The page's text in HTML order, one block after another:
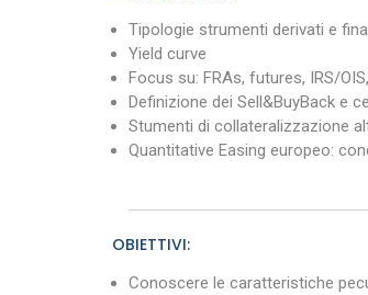
Tipologie strumenti derivati e
Yield curve
Focus su: FRAs, futures, IRS/
Definizione dei Sell&BuyBack e
Stumenti di collateralizzazione
Quantitative Easing europeo:
OBIETTIVI:
Conoscere le caratteristiche